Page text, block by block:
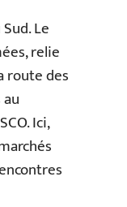
Le
relie
route des
Ici,